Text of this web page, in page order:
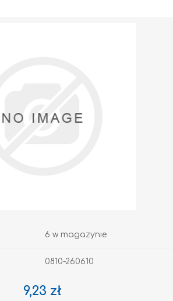
6 w magazynie
0810-260610
9,23 zł